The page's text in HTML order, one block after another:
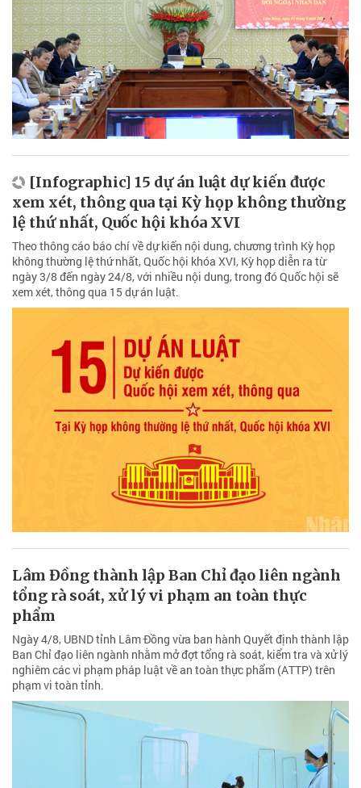
[Infographic] 15 dự án luật dự kiến được
xem xét, thông qua tại Kỳ họp không thường
lệ thứ nhất, Quốc hội khóa XVI
Theo thông cáo báo chí về dự kiến nội dung, chương trình Kỳ họp
không thường lệ thứ nhất, Quốc hội khóa XVI, Kỳ họp diễn ra từ
ngày 3/8 đến ngày 24/8, với nhiều nội dung, trong đó Quốc hội sẽ
xem xét, thông qua 15 dự án luật.
Lâm Đồng thành lập Ban Chỉ đạo liên ngành
tổng rà soát, xử lý vi phạm an toàn thực
phẩm
Ngày 4/8, UBND tỉnh Lâm Đồng vừa ban hành Quyết định thành lập
Ban Chỉ đạo liên ngành nhằm mở đợt tổng rà soát, kiểm tra và xử lý
nghiêm các vi phạm pháp luật về an toàn thực phẩm (ATTP) trên
phạm vi toàn tỉnh.